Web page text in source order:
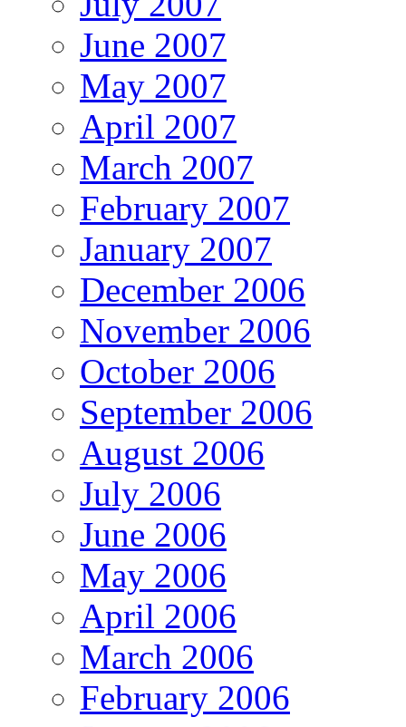
June 2007
May 2007
April 2007
March 2007
February 2007
January 2007
December 2006
November 2006
October 2006
September 2006
August 2006
July 2006
June 2006
May 2006
April 2006
March 2006
February 2006